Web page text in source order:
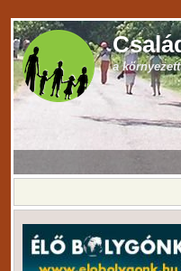
a